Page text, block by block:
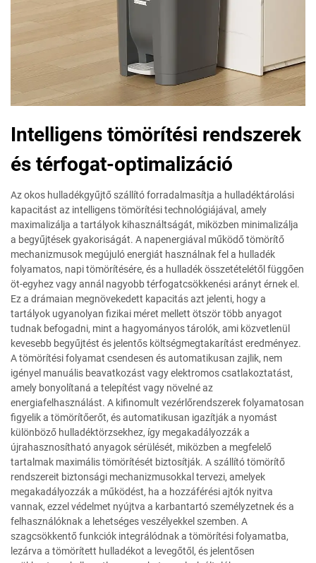
Intelligens tömörítési rendszerek
és térfogat-optimalizáció
Az okos hulladékgyűjtő szállító forradalmasítja a hulladéktárolási
kapacitást az intelligens tömörítési technológiájával, amely
maximalizálja a tartályok kihasználtságát, miközben minimalizálja
a begyűjtések gyakoriságát. A napenergiával működő tömörítő
mechanizmusok megújuló energiát használnak fel a hulladék
folyamatos, napi tömörítésére, és a hulladék összetételétől függően
öt-egyhez vagy annál nagyobb térfogatcsökkenési arányt érnek el.
Ez a drámaian megnövekedett kapacitás azt jelenti, hogy a
tartályok ugyanolyan fizikai méret mellett ötször több anyagot
tudnak befogadni, mint a hagyományos tárolók, ami közvetlenül
kevesebb begyűjtést és jelentős költségmegtakarítást eredményez.
A tömörítési folyamat csendesen és automatikusan zajlik, nem
igényel manuális beavatkozást vagy elektromos csatlakoztatást,
amely bonyolítaná a telepítést vagy növelné az
energiafelhasználást. A kifinomult vezérlőrendszerek folyamatosan
figyelik a tömörítőerőt, és automatikusan igazítják a nyomást
különböző hulladéktörzsekhez, így megakadályozzák a
újrahasznosítható anyagok sérülését, miközben a megfelelő
tartalmak maximális tömörítését biztosítják. A szállító tömörítő
rendszereit biztonsági mechanizmusokkal tervezi, amelyek
megakadályozzák a működést, ha a hozzáférési ajtók nyitva
vannak, ezzel védelmet nyújtva a karbantartó személyzetnek és a
felhasználóknak a lehetséges veszélyekkel szemben. A
szagcsökkentő funkciók integrálódnak a tömörítési folyamatba,
lezárva a tömörített hulladékot a levegőtől, és jelentősen